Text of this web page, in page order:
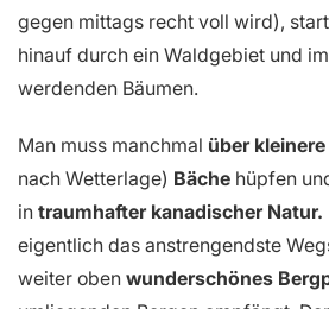
gegen mittags recht voll wird),
hinauf durch ein Waldgebiet und
werdenden Bäumen.
Man muss manchmal über
nach Wetterlage) Bäche hüpfen
in traumhafter kanadischer Natur.
eigentlich das anstrengendste
weiter oben wunderschönes